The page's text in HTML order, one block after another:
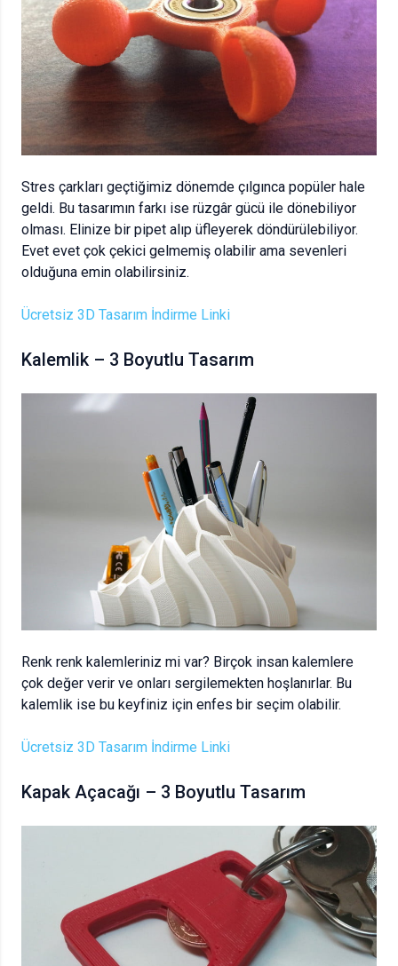
Stres çarkları geçtiğimiz dönemde çılgınca popüler hale
geldi. Bu tasarımın farkı ise rüzgâr gücü ile dönebiliyor
olması. Elinize bir pipet alıp üfleyerek döndürülebiliyor.
Evet evet çok çekici gelmemiş olabilir ama sevenleri
olduğuna emin olabilirsiniz.
Ücretsiz 3D Tasarım İndirme Linki
Kalemlik – 3 Boyutlu Tasarım
Renk renk kalemleriniz mi var? Birçok insan kalemlere
çok değer verir ve onları sergilemekten hoşlanırlar. Bu
kalemlik ise bu keyfiniz için enfes bir seçim olabilir.
Ücretsiz 3D Tasarım İndirme Linki
Kapak Açacağı – 3 Boyutlu Tasarım